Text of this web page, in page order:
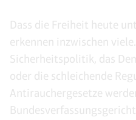
Dass die Freiheit heute
erkennen inzwischen
Sicherheitspolitik, das
oder die schleichende
Antirauchergesetze